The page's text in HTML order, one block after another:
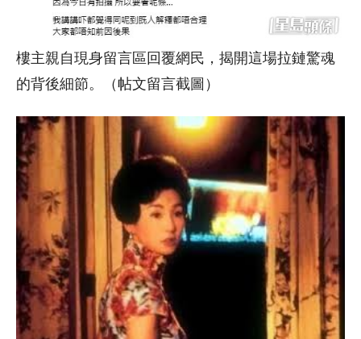
樓主親自現身留言區回覆網民，揭開這場拉鏈驚魂
的背後細節。（帖文留言截圖）